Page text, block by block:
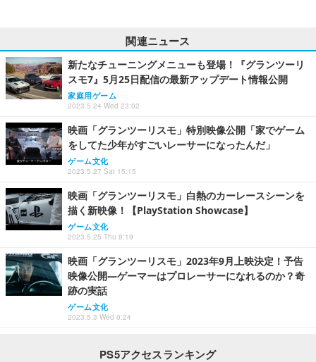
関連ニュース
新たなチューニングメニューも登場！『グランツーリ
スモ7』5月25日配信の最新アップデート情報公開
家庭用ゲーム
2023.5.24 Wed 23:02
映画「グランツーリスモ」特別映像公開「家でゲーム
をしてた少年がすごいレーサーになったんだ」
ゲーム文化
2023.5.27 Sat 15:15
映画「グランツーリスモ」白熱のカーレースシーンを
描く新映像！【PlayStation Showcase】
ゲーム文化
2023.5.25 Thu 8:19
映画「グランツーリスモ」2023年9月上映決定！予告
映像公開―ゲーマーはプロレーサーになれるのか？奇
跡の実話
ゲーム文化
2023.5.3 Wed 0:24
PS5アクセスランキング